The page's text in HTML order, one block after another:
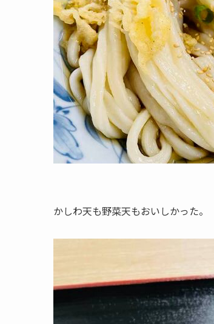
かしわ天も野菜天もおいしかった。